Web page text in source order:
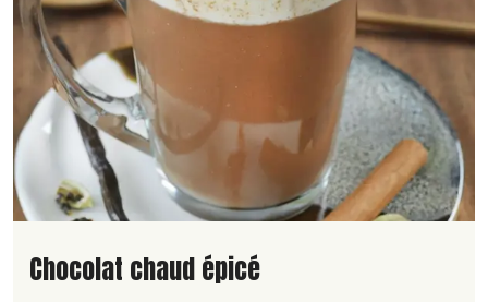
Lire la suite de la recette
Chocolat chaud épicé